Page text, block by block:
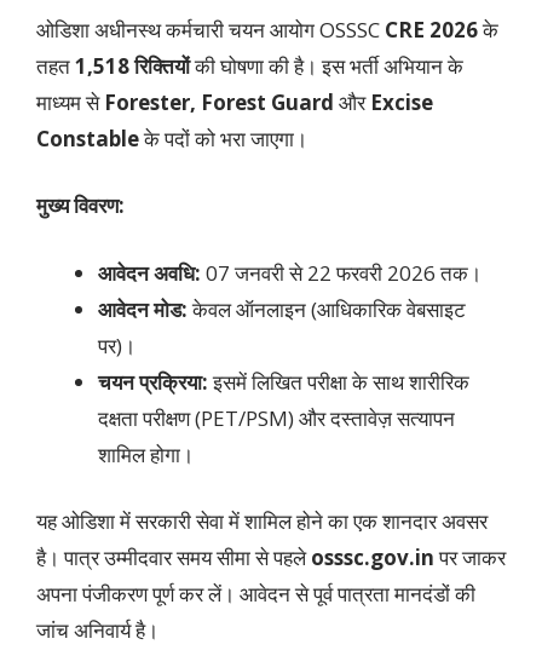
ओडिशा अधीनस्थ कर्मचारी चयन आयोग OSSSC CRE 2026के
तहत1,518 रिक्तियोंकी घोषणा की है। इस भर्ती अभियान के
माध्यम से Forester, Forest Guard और Excise
Constableके पदों को भरा जाएगा।
मुख्य विवरण:
आवेदन अवधि: 07 जनवरी से 22 फरवरी 2026 तक।
आवेदन मोड:केवल ऑनलाइन (आधिकारिक वेबसाइट
पर)।
चयन प्रक्रिया:इसमें लिखित परीक्षा के साथ शारीरिक
दक्षता परीक्षण (PET/PSM) और दस्तावेज़ सत्यापन
शामिल होगा।
यह ओडिशा में सरकारी सेवा में शामिल होने का एक शानदार अवसर
है। पात्र उम्मीदवार समय सीमा से पहलेosssc.gov.inपर जाकर
अपना पंजीकरण पूर्ण कर लें। आवेदन से पूर्व पात्रता मानदंडों की
जांच अनिवार्य है।